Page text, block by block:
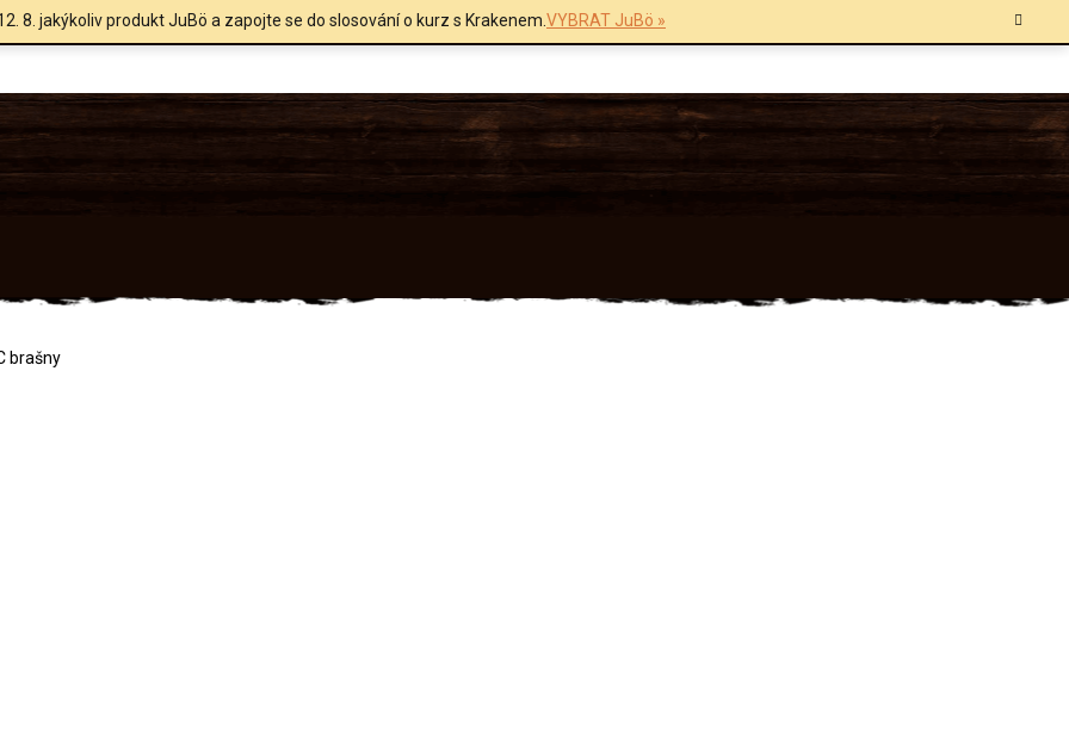
8. jakýkoliv produkt JuBö a zapojte se do slosování o kurz s Krakenem.VYBRAT JuBö »
brašny